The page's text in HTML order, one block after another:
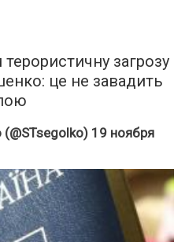
загрозу
це не завадить
19 ноября